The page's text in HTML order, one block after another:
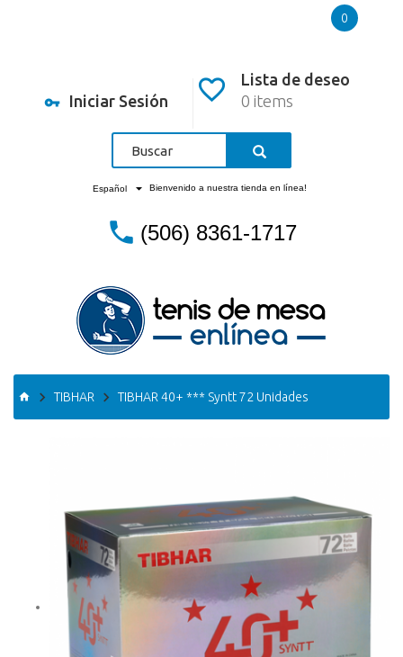
Iniciar Sesión
Lista de deseo
0 items
0
Español Bienvenido a nuestra tienda en línea!
(506) 8361-1717
TIBHAR TIBHAR 40+ *** Syntt 72 Unidades